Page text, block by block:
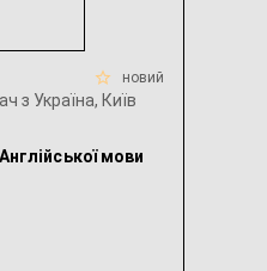
з Україна, Київ
новий
мови